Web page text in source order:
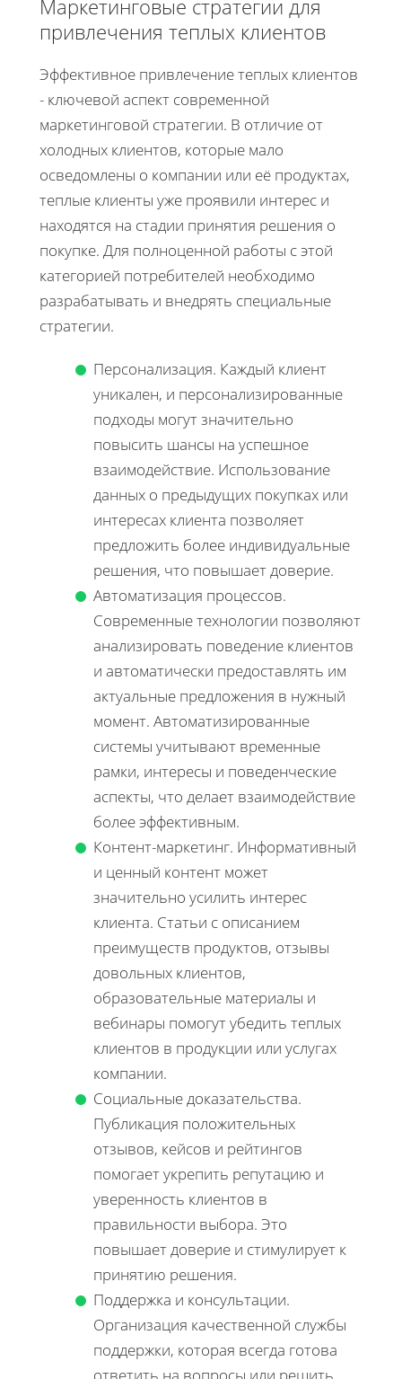
Маркетинговые стратегии для
привлечения теплых клиентов
Эффективное привлечение теплых клиентов
- ключевой аспект современной
маркетинговой стратегии. В отличие от
холодных клиентов, которые мало
осведомлены о компании или её продуктах,
теплые клиенты уже проявили интерес и
находятся на стадии принятия решения о
покупке. Для полноценной работы с этой
категорией потребителей необходимо
разрабатывать и внедрять специальные
стратегии.
Персонализация. Каждый клиент
уникален, и персонализированные
подходы могут значительно
повысить шансы на успешное
взаимодействие. Использование
данных о предыдущих покупках или
интересах клиента позволяет
предложить более индивидуальные
решения, что повышает доверие.
Автоматизация процессов.
Современные технологии позволяют
анализировать поведение клиентов
и автоматически предоставлять им
актуальные предложения в нужный
момент. Автоматизированные
системы учитывают временные
рамки, интересы и поведенческие
аспекты, что делает взаимодействие
более эффективным.
Контент-маркетинг. Информативный
и ценный контент может
значительно усилить интерес
клиента. Статьи с описанием
преимуществ продуктов, отзывы
довольных клиентов,
образовательные материалы и
вебинары помогут убедить теплых
клиентов в продукции или услугах
компании.
Социальные доказательства.
Публикация положительных
отзывов, кейсов и рейтингов
помогает укрепить репутацию и
уверенность клиентов в
правильности выбора. Это
повышает доверие и стимулирует к
принятию решения.
Поддержка и консультации.
Организация качественной службы
поддержки, которая всегда готова
ответить на вопросы или решить